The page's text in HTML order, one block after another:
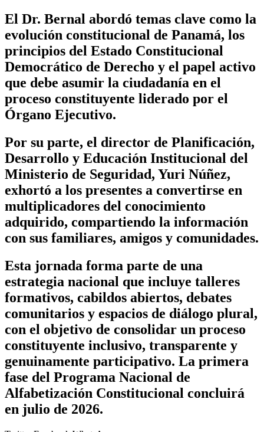
El Dr. Bernal abordó temas clave como la
evolución constitucional de Panamá, los
principios del Estado Constitucional
Democrático de Derecho y el papel activo
que debe asumir la ciudadanía en el
proceso constituyente liderado por el
Órgano Ejecutivo.
Por su parte, el director de Planificación,
Desarrollo y Educación Institucional del
Ministerio de Seguridad, Yuri Núñez,
exhortó a los presentes a convertirse en
multiplicadores del conocimiento
adquirido, compartiendo la información
con sus familiares, amigos y comunidades.
Esta jornada forma parte de una
estrategia nacional que incluye talleres
formativos, cabildos abiertos, debates
comunitarios y espacios de diálogo plural,
con el objetivo de consolidar un proceso
constituyente inclusivo, transparente y
genuinamente participativo. La primera
fase del Programa Nacional de
Alfabetización Constitucional concluirá
en julio de 2026.